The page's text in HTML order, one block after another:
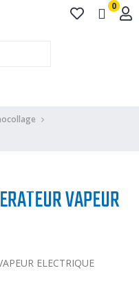
0
VAPEUR